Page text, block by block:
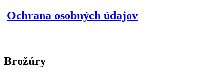
Ochrana osobných údajov
Brožúry